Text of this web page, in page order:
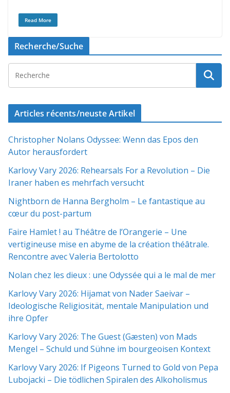
Read More
Recherche/Suche
Articles récents/neuste Artikel
Christopher Nolans Odyssee: Wenn das Epos den
Autor herausfordert
Karlovy Vary 2026: Rehearsals For a Revolution – Die
Iraner haben es mehrfach versucht
Nightborn de Hanna Bergholm – Le fantastique au
cœur du post-partum
Faire Hamlet ! au Théâtre de l’Orangerie – Une
vertigineuse mise en abyme de la création théâtrale.
Rencontre avec Valeria Bertolotto
Nolan chez les dieux : une Odyssée qui a le mal de mer
Karlovy Vary 2026: Hijamat von Nader Saeivar​​ –
Ideologische Religiosität, mentale Manipulation und
ihre Opfer
Karlovy Vary 2026: The Guest (Gæsten) von Mads
Mengel – Schuld und Sühne im bourgeoisen Kontext
Karlovy Vary 2026: If Pigeons Turned to Gold von Pepa
Lubojacki – Die tödlichen Spiralen des Alkoholismus